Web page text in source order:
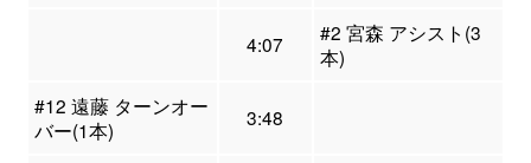
4:07
#2 宮森 アシスト(3
本)
#12 遠藤 ターンオー
バー(1本)
3:48